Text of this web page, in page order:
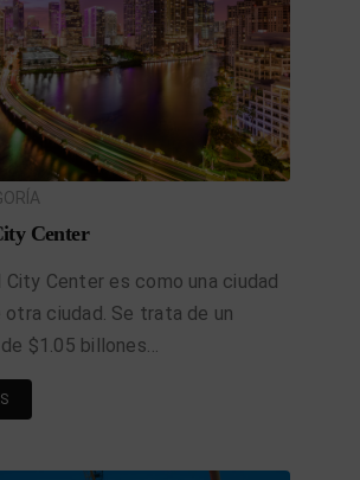
Center
City Center es como una ciudad
ciudad. Se trata de un
$1.05 billones…